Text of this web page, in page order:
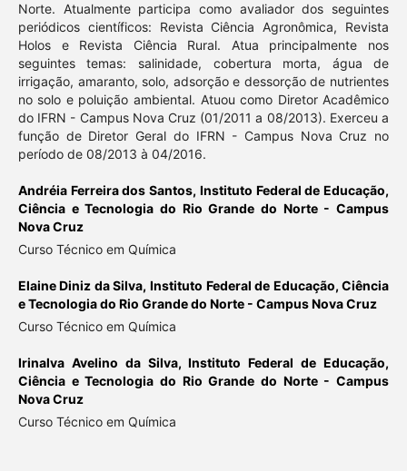
Norte. Atualmente participa como avaliador dos seguintes
periódicos científicos: Revista Ciência Agronômica, Revista
Holos e Revista Ciência Rural. Atua principalmente nos
seguintes temas: salinidade, cobertura morta, água de
irrigação, amaranto, solo, adsorção e dessorção de nutrientes
no solo e poluição ambiental. Atuou como Diretor Acadêmico
do IFRN - Campus Nova Cruz (01/2011 a 08/2013). Exerceu a
função de Diretor Geral do IFRN - Campus Nova Cruz no
período de 08/2013 à 04/2016.
Andréia Ferreira dos Santos, Instituto Federal de Educação,
Ciência e Tecnologia do Rio Grande do Norte - Campus
Nova Cruz
Curso Técnico em Química
Elaine Diniz da Silva, Instituto Federal de Educação, Ciência
e Tecnologia do Rio Grande do Norte - Campus Nova Cruz
Curso Técnico em Química
Irinalva Avelino da Silva,Instituto Federal de Educação,
Ciência e Tecnologia do Rio Grande do Norte - Campus
Nova Cruz
Curso Técnico em Química